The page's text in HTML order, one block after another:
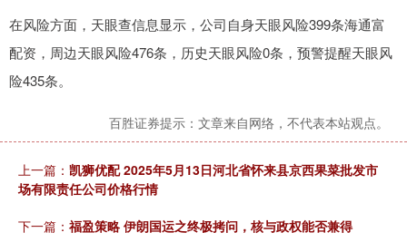
在风险方面，天眼查信息显示，公司自身天眼风险399条海通富
配资，周边天眼风险476条，历史天眼风险0条，预警提醒天眼风
险435条。
百胜证券提示：文章来自网络，不代表本站观点。
上一篇： 凯狮优配 2025年5月13日河北省怀来县京西果菜批发市
场有限责任公司价格行情
下一篇： 福盈策略 伊朗国运之终极拷问，核与政权能否兼得